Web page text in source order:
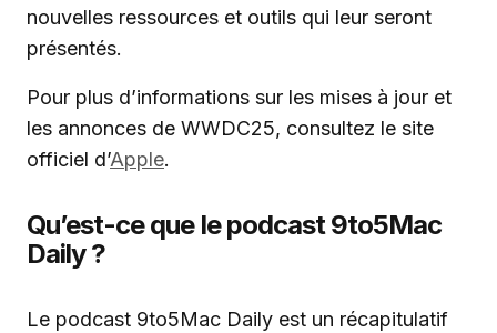
nouvelles ressources et outils qui leur seront
présentés.
Pour plus d’informations sur les mises à jour et
les annonces de WWDC25, consultez le site
officiel d’Apple.
Qu’est-ce que le podcast 9to5Mac
Daily ?
Le podcast 9to5Mac Daily est un récapitulatif